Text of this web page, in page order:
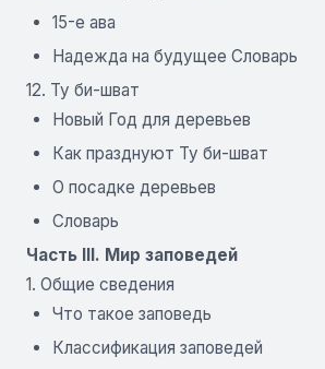
15-е ава
Надежда на будущее Словарь
12. Ту би-шват
Новый Год для деревьев
Как празднуют Ту би-шват
О посадке деревьев
Словарь
Часть III. Мир заповедей
1. Общие сведения
Что такое заповедь
Классификация заповедей